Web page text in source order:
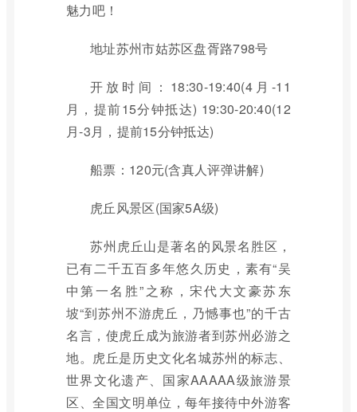
魅力吧！
地址苏州市姑苏区盘胥路798号
开放时间：18:30-19:40(4月-11
月，提前15分钟抵达) 19:30-20:40(12
月-3月，提前15分钟抵达)
船票：120元(含真人评弹讲解)
虎丘风景区(国家5A级)
苏州虎丘山是著名的风景名胜区，
已有二千五百多年悠久历史，素有“吴
中第一名胜”之称，宋代大文豪苏东
坡“到苏州不游虎丘，乃憾事也”的千古
名言，使虎丘成为旅游者到苏州必游之
地。虎丘是历史文化名城苏州的标志、
世界文化遗产、国家AAAAA级旅游景
区、全国文明单位，每年接待中外游客